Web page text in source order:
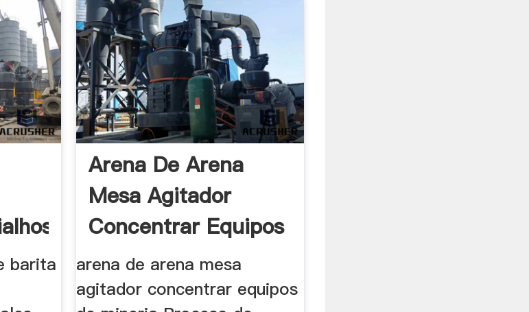
barita
Arena De Arena
Mesa Agitador
Concentrar Equipos
.
arena de arena mesa
agitador concentrar equipos